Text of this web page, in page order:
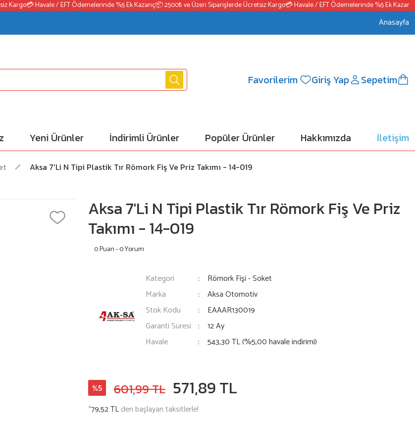
💳 Havale / EFT Ödemelerinde %5 Ek Kazanç📦 2500₺ ve Üzeri Siparişlerde Ücretsiz Kargo💳 Havale / EFT Ödemelerinde %5 Ek Kazanç
Anasayfa
Favorilerim Giriş Yap Sepetim
Yeni Ürünler İndirimli Ürünler Popüler Ürünler Hakkımızda İletişim
Aksa 7'Li N Tipi Plastik Tır Römork Fiş Ve Priz Takımı - 14-019
Aksa 7'Li N Tipi Plastik Tır Römork Fiş Ve Priz
Takımı - 14-019
0 Puan - 0 Yorum
Kategori
Römork Fişi - Soket
Marka
Aksa Otomotiv
Stok Kodu
EAAAR130019
Garanti Süresi
12 Ay
Havale
543,30 TL (%5,00 havale indirimi)
%5 601,99 TL 571,89 TL
*79,52 TLden başlayan taksitlerle!